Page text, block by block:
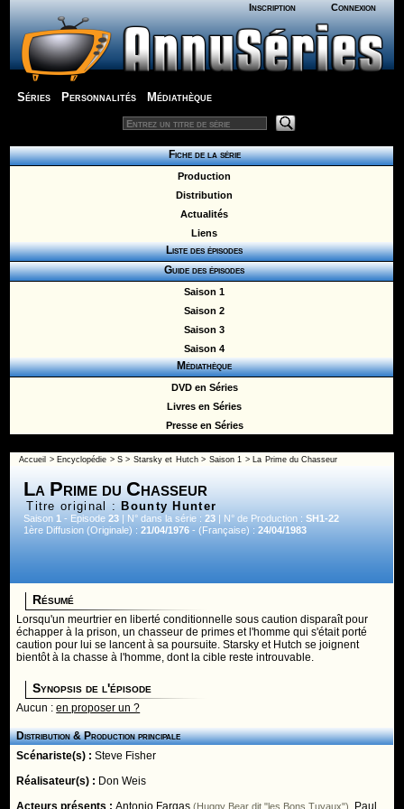
Inscription Connexion
Séries Personnalités Médiathèque
Fiche de la série
Production
Distribution
Actualités
Liens
Liste des épisodes
Guide des épisodes
Saison 1
Saison 2
Saison 3
Saison 4
Médiathèque
DVD en Séries
Livres en Séries
Presse en Séries
Accueil > Encyclopédie >S > Starsky et Hutch> Saison 1 > La Prime du Chasseur
La Prime du Chasseur
Titre original : Bounty Hunter
Saison1 - Episode23 | N° dans la série :23 | N° de Production :SH1-22
1ère Diffusion (Originale) :21/04/1976 - (Française) :24/04/1983
Résumé
Lorsqu'un meurtrier en liberté conditionnelle sous caution disparaît pour
échapper à la prison, un chasseur de primes et l'homme qui s'était porté
caution pour lui se lancent à sa poursuite. Starsky et Hutch se joignent
bientôt à la chasse à l'homme, dont la cible reste introuvable.
Synopsis de l'épisode
Aucun :en proposer un ?
Distribution & Production principale
Scénariste(s) :Steve Fisher
Réalisateur(s) : Don Weis
Acteurs présents :Antonio Fargas (Huggy Bear dit "les Bons Tuyaux") Paul